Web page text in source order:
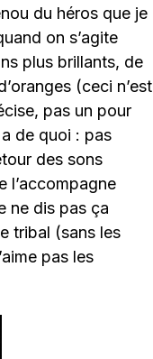
du héros que je
on s’agite
plus brillants, de
(ceci n’est
pas un pour
de quoi : pas
des sons
l’accompagne
ne dis pas ça
tribal (sans les
pas les